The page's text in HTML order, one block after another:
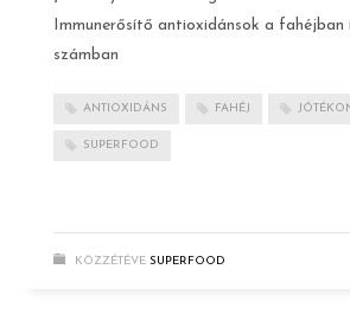
Immunerősítő antioxidánsok a fahéjban
számban
ANTIOXIDÁNS FAHÉJ
SUPERFOOD
KÖZZÉTÉVE SUPERFOOD